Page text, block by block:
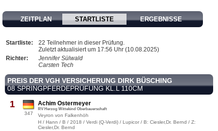
ZEITPLAN STARTLISTE ERGEBNISSE
Startliste:
22 Teilnehmer in dieser Prüfung.
Zuletzt aktualisiert um 17:56 Uhr (10.08.2025)
Richter:
Jennifer Sülwald
Carsten Tech
PREIS DER VGH VERSICHERUNG DIRK BÜSCHING
08 SPRINGPFERDEPRÜFUNG KL.L 110CM
1
347
Achim Ostermeyer
RV Herzog Wittekind Oberbauerschaft
Veyron von Falkenhöh
H / Hann / B / 2018 / Verdi (Q-Verdi) / Lupicor / B: Ciesler,Dr. Bernd / Z:
Ciesler,Dr. Bernd